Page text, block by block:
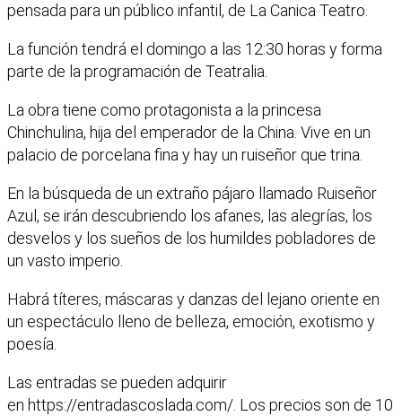
pensada para un público infantil, de La Canica Teatro.
La función tendrá el domingo a las 12:30 horas y forma
parte de la programación de Teatralia.
La obra tiene como protagonista a la princesa
Chinchulina, hija del emperador de la China. Vive en un
palacio de porcelana fina y hay un ruiseñor que trina.
En la búsqueda de un extraño pájaro llamado Ruiseñor
Azul, se irán descubriendo los afanes, las alegrías, los
desvelos y los sueños de los humildes pobladores de
un vasto imperio.
Habrá títeres, máscaras y danzas del lejano oriente en
un espectáculo lleno de belleza, emoción, exotismo y
poesía.
Las entradas se pueden adquirir
en https://entradascoslada.com/. Los precios son de 10